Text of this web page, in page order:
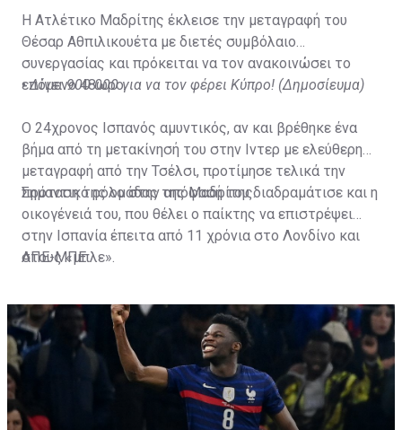
Η Ατλέτικο Μαδρίτης έκλεισε την μεταγραφή του
Θέσαρ Αθπιλικουέτα με διετές συμβόλαιο
συνεργασίας και πρόκειται να τον ανακοινώσει το
επόμενο 48ωρο.
•Δίνει 900.000 για να τον φέρει Κύπρο! (Δημοσίευμα)
Ο 24χρονος Ισπανός αμυντικός, αν και βρέθηκε ένα
βήμα από τη μετακίνησή του στην Ιντερ με ελεύθερη
μεταγραφή από την Τσέλσι, προτίμησε τελικά την
πρόταση της ομάδας της Μαδρίτης.
Σημαντικό ρόλο στην απόφασή του διαδραμάτισε και η
οικογένειά του, που θέλει ο παίκτης να επιστρέψει
στην Ισπανία έπειτα από 11 χρόνια στο Λονδίνο και
στους «μπλε».
ΑΠΕ-ΜΠΕ